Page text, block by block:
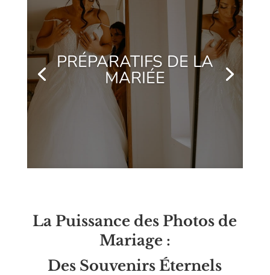
PRÉPARATIFS DE LA
MARIÉE
La Puissance des Photos de
Mariage :
Des Souvenirs Éternels